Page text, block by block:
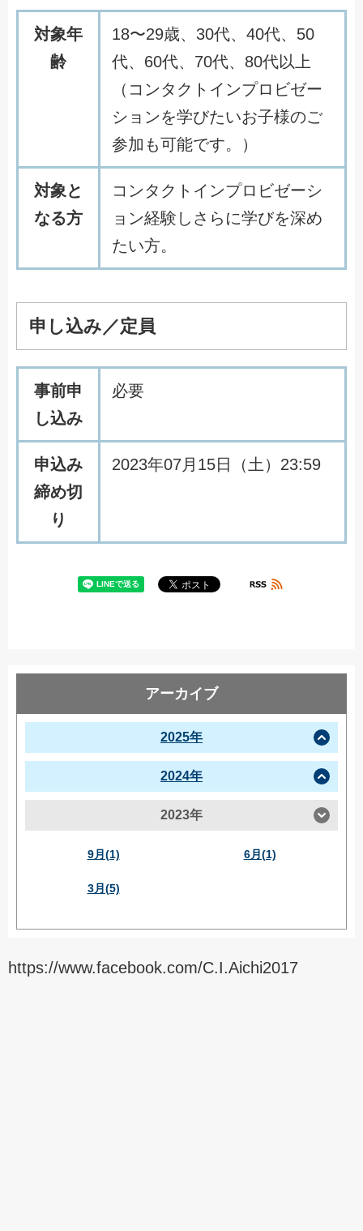
対象年
齢
18〜29歳、30代、40代、50
代、60代、70代、80代以上
（コンタクトインプロビゼー
ションを学びたいお子様のご
参加も可能です。）
対象と
なる方
コンタクトインプロビゼーシ
ョン経験しさらに学びを深め
たい方。
申し込み／定員
事前申
し込み
必要
申込み
締め切
り
2023年07月15日（土）23:59
アーカイブ
2025年
2024年
2023年
9月(1) 6月(1)
3月(5)
https://www.facebook.com/C.I.Aichi2017